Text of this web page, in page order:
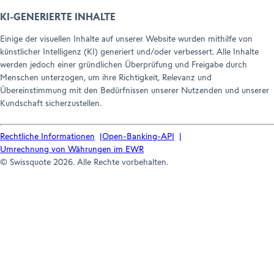
KI-GENERIERTE INHALTE
Einige der visuellen Inhalte auf unserer Website wurden mithilfe von
künstlicher Intelligenz (KI) generiert und/oder verbessert. Alle Inhalte
werden jedoch einer gründlichen Überprüfung und Freigabe durch
Menschen unterzogen, um ihre Richtigkeit, Relevanz und
Übereinstimmung mit den Bedürfnissen unserer Nutzenden und unserer
Kundschaft sicherzustellen.
Rechtliche Informationen
Open-Banking-API
Umrechnung von Währungen im EWR
© Swissquote 2026. Alle Rechte vorbehalten.